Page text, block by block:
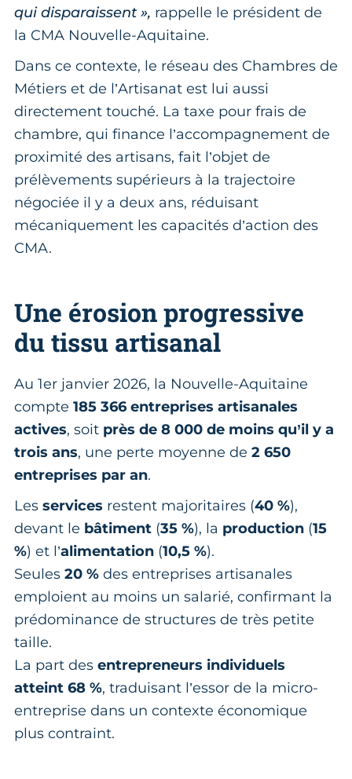
qui disparaissent », rappelle le président de
la CMA Nouvelle-Aquitaine.
Dans ce contexte, le réseau des Chambres de
Métiers et de l’Artisanat est lui aussi
directement touché. La taxe pour frais de
chambre, qui finance l’accompagnement de
proximité des artisans, fait l’objet de
prélèvements supérieurs à la trajectoire
négociée il y a deux ans, réduisant
mécaniquement les capacités d’action des
CMA.
Une érosion progressive
du tissu artisanal
Au 1er janvier 2026, la Nouvelle-Aquitaine
compte 185 366 entreprises artisanales
actives, soit près de 8 000 de moins qu’il y a
trois ans, une perte moyenne de 2 650
entreprises par an.
Les services restent majoritaires (40 %),
devant le bâtiment (35 %), la production (15
%) et l’alimentation (10,5 %).
Seules 20 % des entreprises artisanales
emploient au moins un salarié, confirmant la
prédominance de structures de très petite
taille.
La part des entrepreneurs individuels
atteint 68 %, traduisant l’essor de la micro-
entreprise dans un contexte économique
plus contraint.